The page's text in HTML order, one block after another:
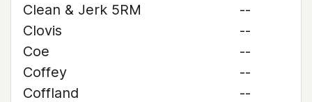
Clean & Jerk 5RM
--
Clovis
--
Coe
--
Coffey
--
Coffland
--